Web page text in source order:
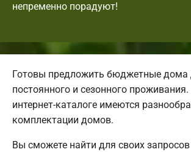
непременно порадуют!
Готовы предложить бюджетные дома
постоянного и сезонного
интернет-каталоге имеются
комплектации домов.
Вы сможете найти для своих